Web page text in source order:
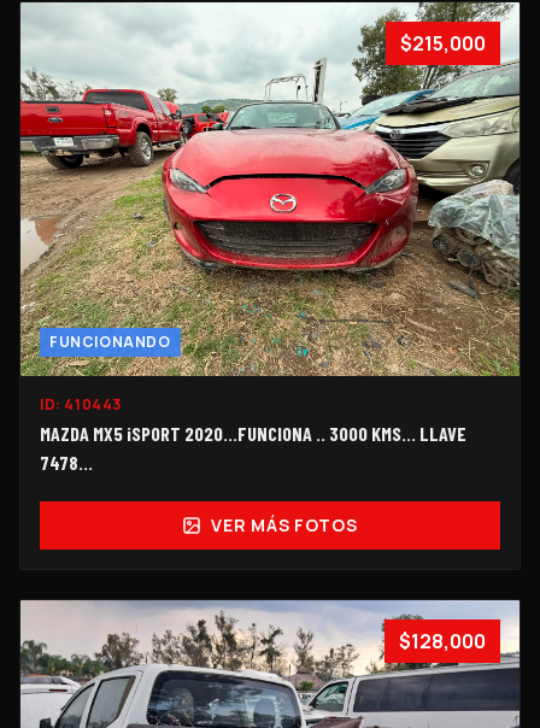
$215,000
FUNCIONANDO
ID: 410443
MAZDA MX5 iSPORT 2020...FUNCIONA .. 3000 KMS... LLAVE
7478...
VER MÁS FOTOS
$128,000